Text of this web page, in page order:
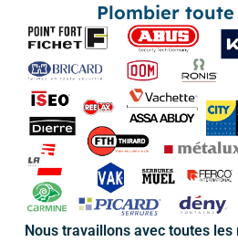
Plombier
Nous travaillons avec toutes